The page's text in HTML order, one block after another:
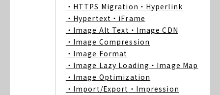
・HTTPS Migration ・Hyperlink
・Hypertext ・iFrame
・Image Alt Text ・Image CDN
・Image Compression
・Image Format
・Image Lazy Loading ・Image Map
・Image Optimization
・Import/Export ・Impression